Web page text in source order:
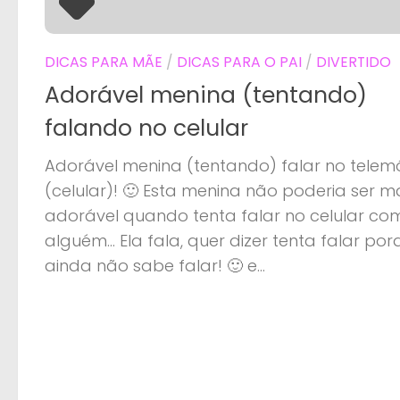
DICAS PARA MÃE / DICAS PARA O PAI / DIVERTIDO
Adorável menina (tentando)
falando no celular
Adorável menina (tentando) falar no
(celular)! 🙂 Esta menina não poderia ser
adorável quando tenta falar no celular
alguém… Ela fala, quer dizer tenta falar
ainda não sabe falar! 🙂 e...